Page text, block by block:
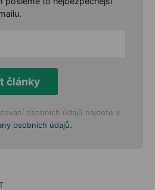
články
osobních údajů najdete v
osobních údajů.